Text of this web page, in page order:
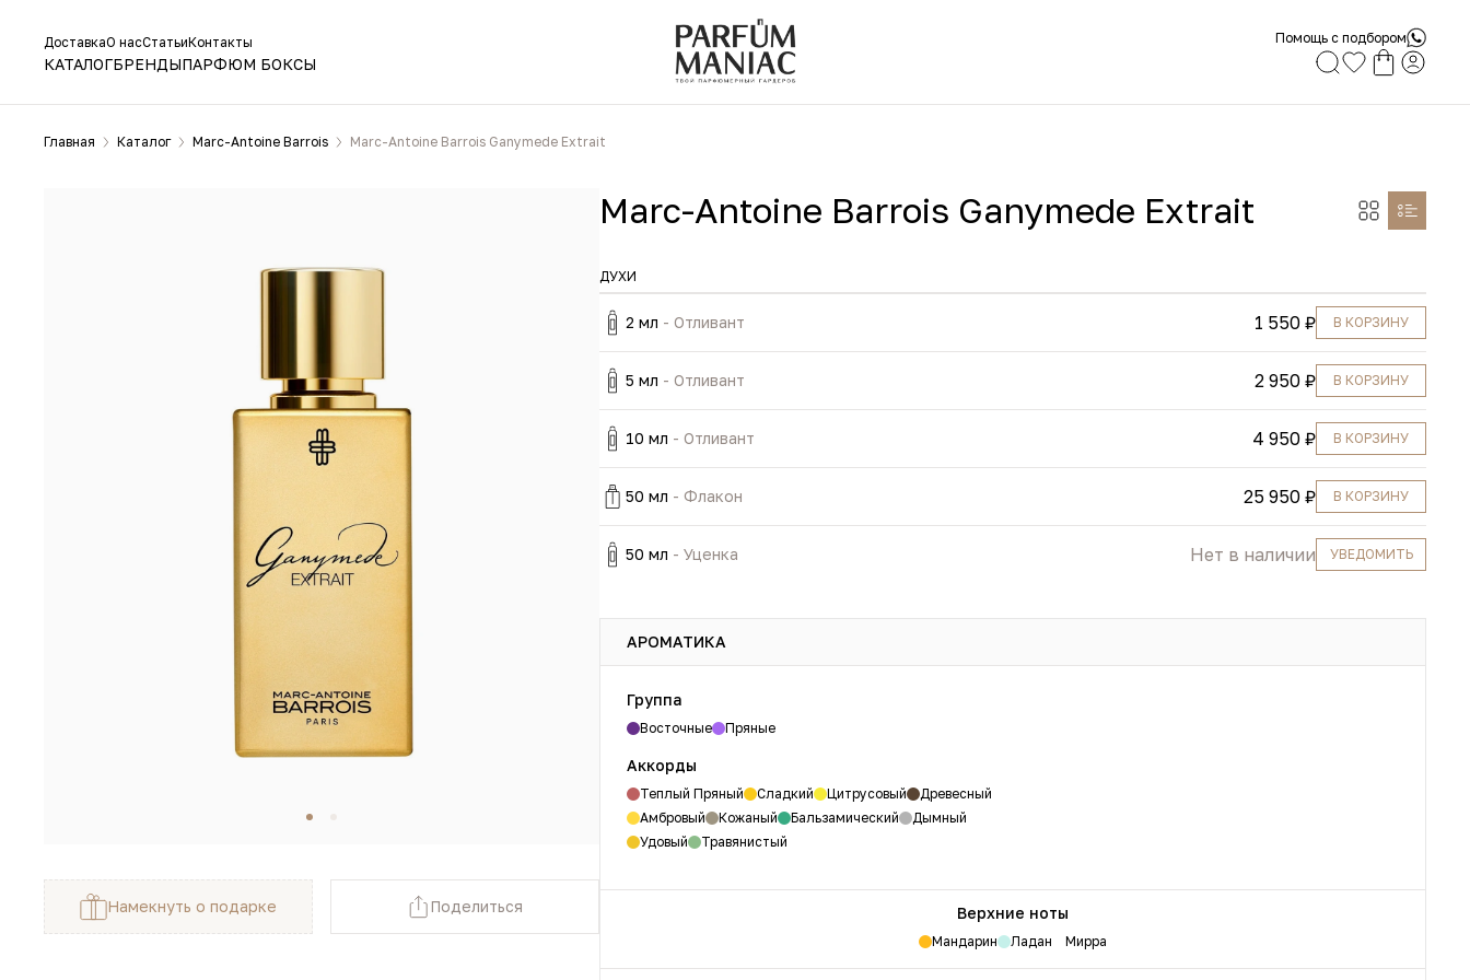
ДоставкаО насСтатьиКонтакты
КАТАЛОГБРЕНДЫПАРФЮМ БОКСЫ
Помощь с подбором
Главная Каталог Marc-Antoine Barrois Marc-Antoine Barrois Ganymede Extrait
Намекнуть о подарке Поделиться
Marc-Antoine Barrois Ganymede Extrait
ДУХИ
2 мл - Отливант 1 550 ₽ В КОРЗИНУ
5 мл - Отливант 2 950 ₽ В КОРЗИНУ
10 мл - Отливант 4 950 ₽ В КОРЗИНУ
50 мл - Флакон 25 950 ₽ В КОРЗИНУ
50 мл - Уценка Нет в наличии УВЕДОМИТЬ
АРОМАТИКА
Группа
Восточные Пряные
Аккорды
Теплый Пряный Сладкий Цитрусовый
Древесный
Амбровый
Кожаный Бальзамический
Дымный
Удовый
Травянистый
Верхние ноты
Мандарин Ладан Мирра